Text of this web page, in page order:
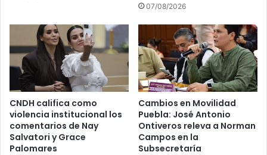
07/08/2026
CNDH califica como
violencia institucional los
comentarios de Nay
Salvatori y Grace
Palomares
Cambios en Movilidad
Puebla: José Antonio
Ontiveros releva a Norman
Campos en la
Subsecretaría